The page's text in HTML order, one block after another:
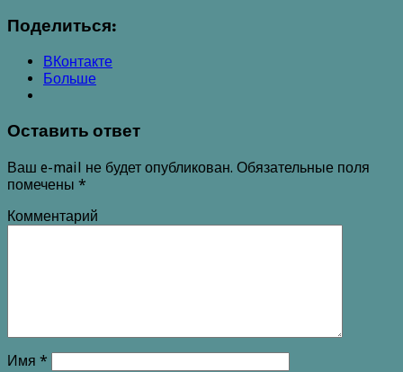
Поделиться:
ВКонтакте
Больше
Оставить ответ
Ваш e-mail не будет опубликован. Обязательные поля
помечены *
Комментарий
Имя *